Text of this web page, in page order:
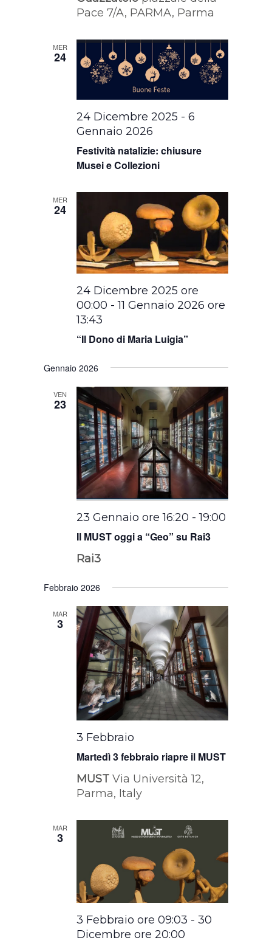
Pace 7/A, PARMA, Parma
MER
24
Festività natalizie: chiusure
Musei e Collezioni
24 Dicembre 2025 -6
Gennaio 2026
MER
24
“Il Dono di Maria Luigia”
24 Dicembre 2025 ore
00:00 -11 Gennaio 2026 ore
13:43
Gennaio 2026
VEN
23
Il MUST oggi a “Geo” su Rai3
23 Gennaio ore 16:20 -19:00
Rai3
Febbraio 2026
MAR
3
Martedì 3 febbraio riapre il MUST
3 Febbraio
MUSTVia Università 12,
Parma, Italy
MAR
3
3 Febbraio ore 09:03 -30
Dicembre ore 20:00